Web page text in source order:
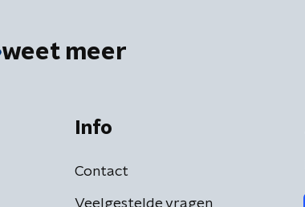
weet meer
Info
Contact
Veelgestelde vragen